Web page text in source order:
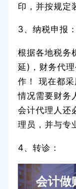
印，并按规定
3、纳税申报：
根据各地税务
延)，财务代
作！ 现在都
情况需要财务
会计代理人还
理员，并与专
4、转诊：
会计做